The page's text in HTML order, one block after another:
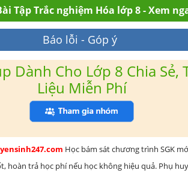
Tập Trắc nghiệm Hóa lớp 8 - Xem
Báo lỗi - Góp ý
Dành Cho Lớp 8 Chia Sẻ,
Liệu Miễn Phí
Học bám sát chương trình SGK
hoàn trả học phí nếu học không hiệu quả. Phụ